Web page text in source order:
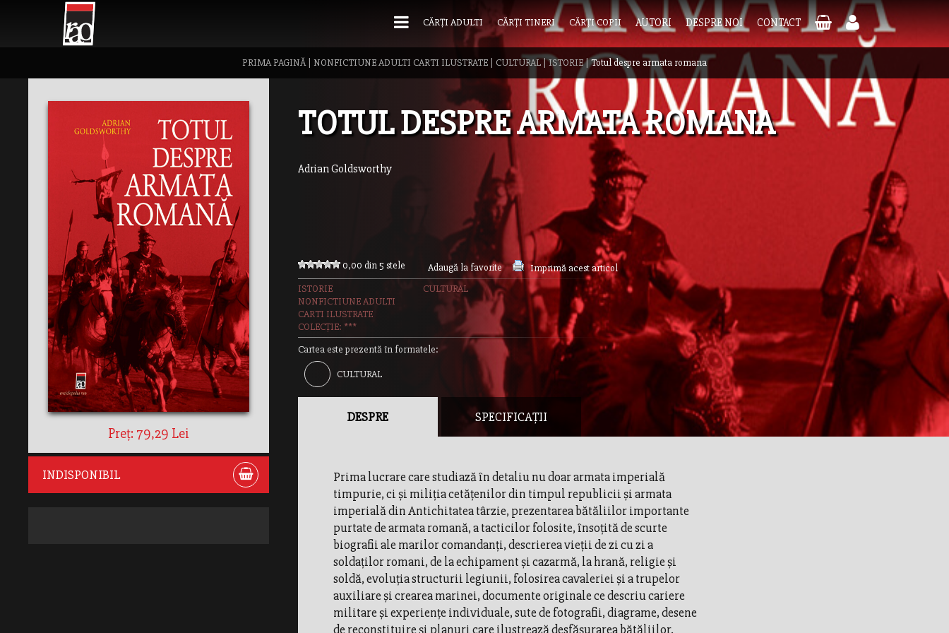
CĂRȚI ADULTI CĂRȚI TINERI CĂRȚI COPII AUTORI DESPRE NOI CONTACT
PRIMA PAGINĂ| NONFICTIUNE ADULTI CARTI ILUSTRATE CULTURAL|ISTORIE|Totul despre armata romana
Preț: 79,29 Lei
INDISPONIBIL
TOTUL DESPRE ARMATA ROMANA
Adrian Goldsworthy
0,00 din 5 stele Adaugă la favorite
Imprimă acest articol
ISTORIE
CULTURAL
NONFICTIUNE ADULTI
CARTI ILUSTRATE
COLECȚIE: ***
Cartea este prezentă în formatele:
CULTURAL
DESPRE SPECIFICAȚII
Prima lucrare care studiază în detaliu nu doar armata imperială
timpurie, ci şi miliţia cetăţenilor din timpul republicii şi armata
imperială din Antichitatea târzie, prezentarea bătăliilor importante
purtate de armata romană, a tacticilor folosite, însoţită de scurte
biografii ale marilor comandanţi, descrierea vieţii de zi cu zi a
soldaţilor romani, de la echipament şi cazarmă, la hrană, religie şi
soldă, evoluţia structurii legiunii, folosirea cavaleriei şi a trupelor
auxiliare şi crearea marinei, documente originale ce descriu cariere
militare şi experienţe individuale, sute de fotografii, diagrame, desene
de reconstituire şi planuri care ilustrează desfăşurarea bătăliilor.